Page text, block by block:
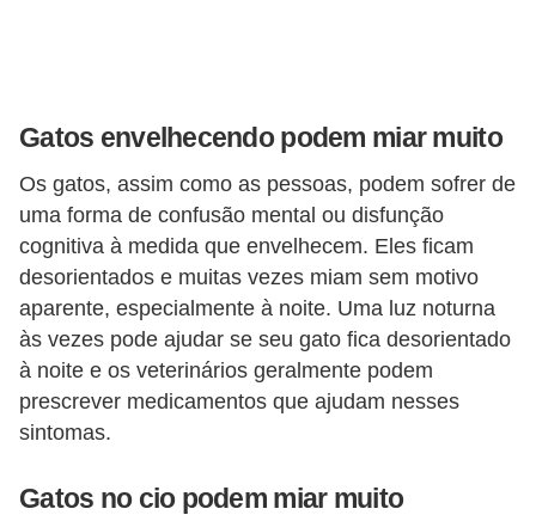
Gatos envelhecendo podem miar muito
Os gatos, assim como as pessoas, podem sofrer de
uma forma de confusão mental ou disfunção
cognitiva à medida que envelhecem. Eles ficam
desorientados e muitas vezes miam sem motivo
aparente, especialmente à noite. Uma luz noturna
às vezes pode ajudar se seu gato fica desorientado
à noite e os veterinários geralmente podem
prescrever medicamentos que ajudam nesses
sintomas.
Gatos no cio podem miar muito
e
s
o
r
n
a
m
e
n
a